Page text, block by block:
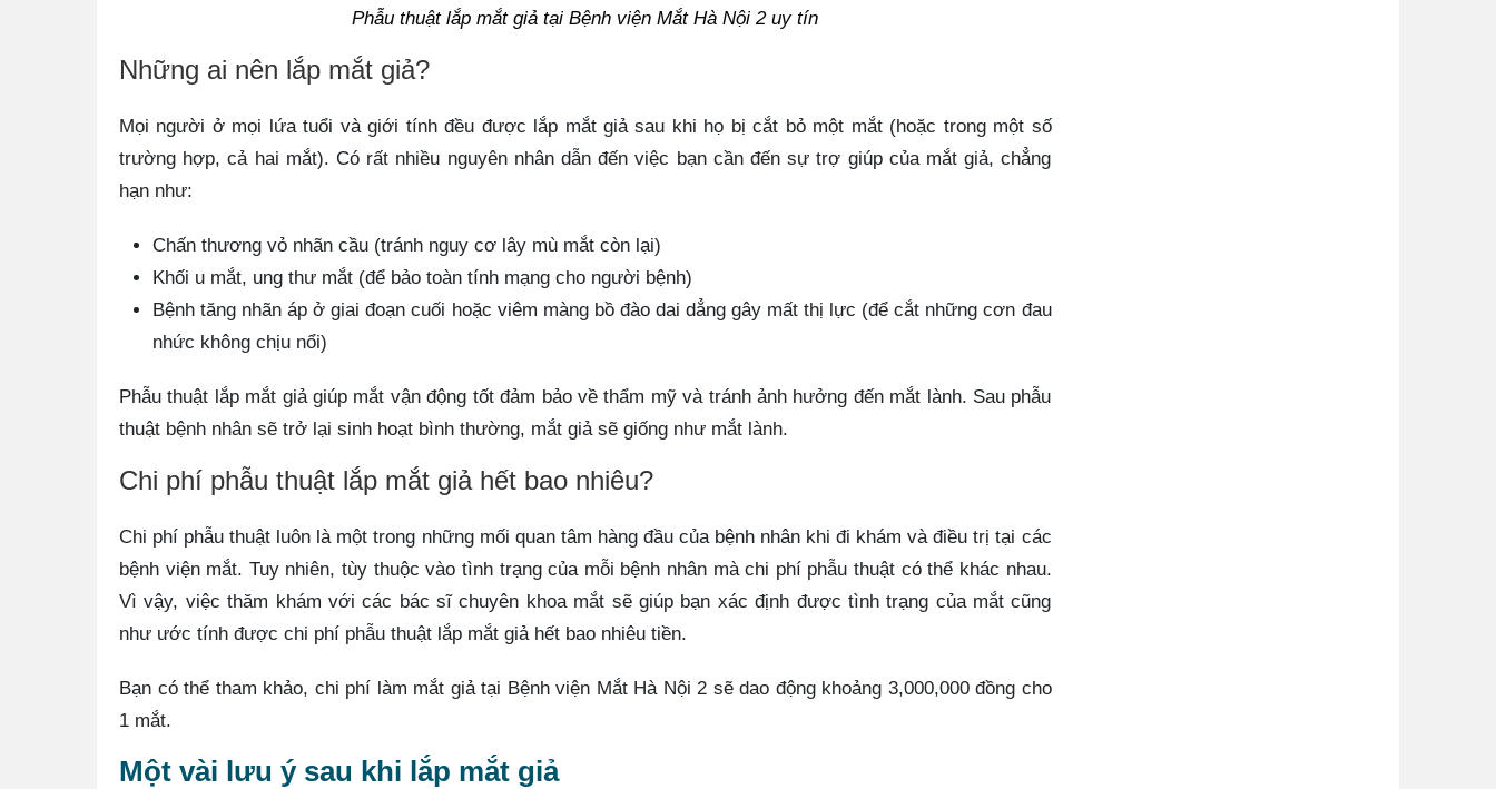
Phẫu thuật lắp mắt giả tại Bệnh viện Mắt Hà Nội 2 uy tín
Những ai nên lắp mắt giả?
Mọi người ở mọi lứa tuổi và giới tính đều được lắp mắt giả sau khi họ bị cắt bỏ một mắt (hoặc trong một số
trường hợp, cả hai mắt). Có rất nhiều nguyên nhân dẫn đến việc bạn cần đến sự trợ giúp của mắt giả, chẳng
hạn như:
Chấn thương vỏ nhãn cầu (tránh nguy cơ lây mù mắt còn lại)
Khối u mắt, ung thư mắt (để bảo toàn tính mạng cho người bệnh)
Bệnh tăng nhãn áp ở giai đoạn cuối hoặc viêm màng bồ đào dai dẳng gây mất thị lực (để cắt những cơn đau
nhức không chịu nổi)
Phẫu thuật lắp mắt giả giúp mắt vận động tốt đảm bảo về thẩm mỹ và tránh ảnh hưởng đến mắt lành. Sau phẫu
thuật bệnh nhân sẽ trở lại sinh hoạt bình thường, mắt giả sẽ giống như mắt lành.
Chi phí phẫu thuật lắp mắt giả hết bao nhiêu?
Chi phí phẫu thuật luôn là một trong những mối quan tâm hàng đầu của bệnh nhân khi đi khám và điều trị tại các
bệnh viện mắt. Tuy nhiên, tùy thuộc vào tình trạng của mỗi bệnh nhân mà chi phí phẫu thuật có thể khác nhau.
Vì vậy, việc thăm khám với các bác sĩ chuyên khoa mắt sẽ giúp bạn xác định được tình trạng của mắt cũng
như ước tính được chi phí phẫu thuật lắp mắt giả hết bao nhiêu tiền.
Bạn có thể tham khảo, chi phí làm mắt giả tại Bệnh viện Mắt Hà Nội 2 sẽ dao động khoảng 3,000,000 đồng cho
1 mắt.
Một vài lưu ý sau khi lắp mắt giả